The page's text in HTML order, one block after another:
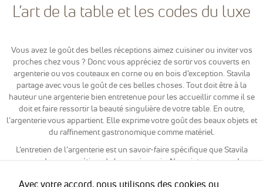
L’art de la table et les codes du luxe
Vous avez le goût des belles réceptions aimez cuisiner ou inviter vos
proches chez vous ? Donc vous appréciez de sortir vos couverts en
argenterie ou vos couteaux en corne ou en bois d’exception. Stavila
partage avec vous le goût de ces belles choses. Tout doit être à la
hauteur une argenterie bien entretenue pour les accueillir comme il se
doit et faire ressortir la beauté singulière de votre table. En outre,
l’argenterie vous appartient. Elle exprime votre goût des beaux objets et
du raffinement gastronomique comme matériel.
L’entretien de l’argenterie est un savoir-faire spécifique que Stavila
propose dans ses métiers de la conciergerie. Nous intervenons dans
préconisés pour l’argent. De plus vous pourrez attendre de nous la
Avec votre accord, nous utilisons des cookies ou
éviter ainsi le
Marketing
Afin de
pouvoir
personnaliser
des publicités
en fonction
des contenus
vu sur notre